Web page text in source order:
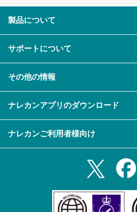
製品について
ご利用企業様の声
セキュリティ
資料をダウンロードする
メール自動転送機能
サポートについて
充実サポート
その他の情報
セミナー一覧
プライバシーポリシー
ナレカンアプリのダウンロード
Androidタブレットアプリ
ナレカンご利用者様向け